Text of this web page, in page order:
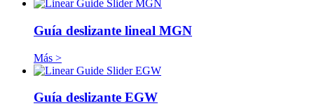
Guía deslizante lineal MGN
Más >
Guía deslizante EGW